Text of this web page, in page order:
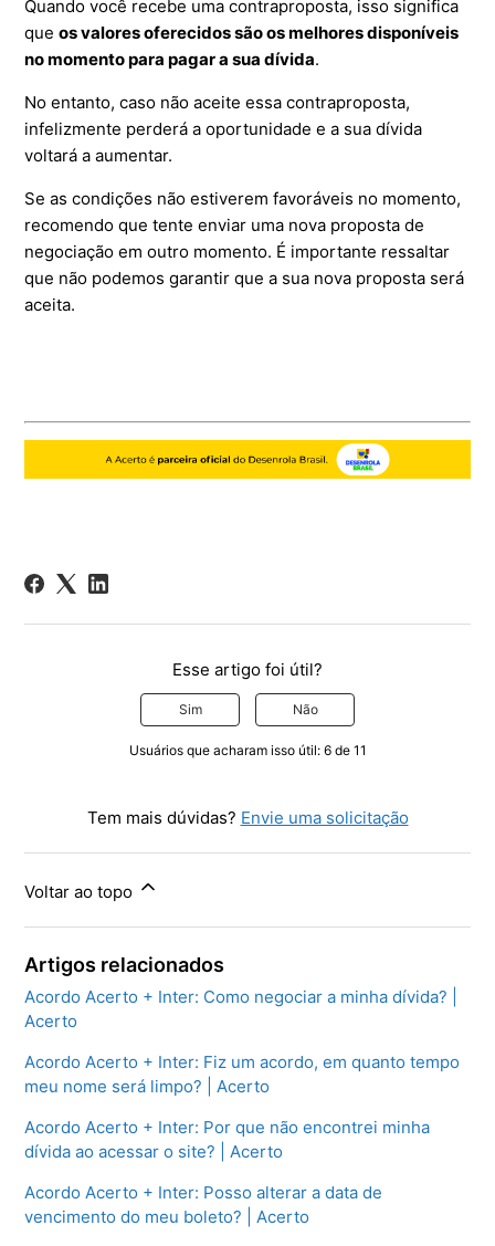
Quando você recebe uma contraproposta, isso significa
queos valores oferecidos são os melhores disponíveis
no momento para pagar a sua dívida.
No entanto, caso não aceite essa contraproposta,
infelizmente perderá a oportunidade e a sua dívida
voltará a aumentar.
Se as condições não estiverem favoráveis no momento,
recomendo que tente enviar uma nova proposta de
negociação em outro momento. É importante ressaltar
que não podemos garantir que a sua nova proposta será
aceita.
Esse artigo foi útil?
Sim Não
Usuários que acharam isso útil: 6 de 11
Tem mais dúvidas? Envie uma solicitação
Voltar ao topo
Artigos relacionados
Acordo Acerto + Inter: Como negociar a minha dívida? |
Acerto
Acordo Acerto + Inter: Fiz um acordo, em quanto tempo
meu nome será limpo? | Acerto
Acordo Acerto + Inter: Por que não encontrei minha
dívida ao acessar o site? | Acerto
Acordo Acerto + Inter: Posso alterar a data de
vencimento do meu boleto? | Acerto